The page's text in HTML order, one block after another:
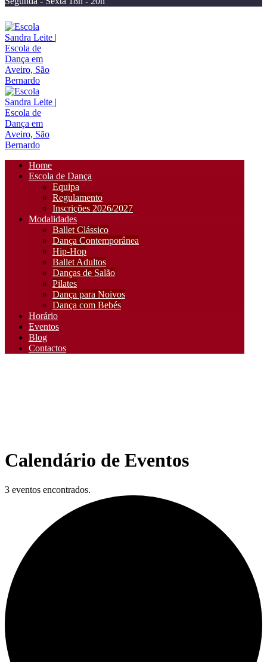
Home
Escola de Dança
Equipa
Regulamento
Inscrições 2026/2027
Modalidades
Ballet Clássico
Dança Contemporânea
Hip-Hop
Ballet Adultos
Danças de Salão
Pilates
Dança para Noivos
Dança com Bebés
Horário
Eventos
Blog
Contactos
Calendário de Eventos
3 eventos encontrados.